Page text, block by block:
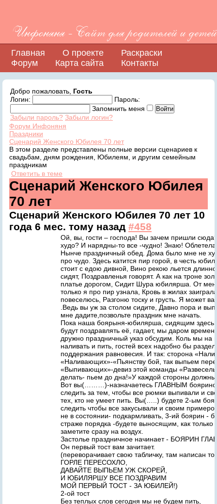
Инфоняня - Сайт для родителей и детей
Главная О проекте
Раскраски
Форум
Карта сайта Контакты
Добро пожаловать, Гость
Логин:
Пароль:
Запомнить меня
Забыли пароль? Забыли логин?
Форум Инфоняня
Праздники
Сценарий Женского Юбилея 70 лет
В этом разделе представлены полные версии сценариев к
свадьбам, дням рождения, Юбилеям, и другим семейным
праздникам
Ответить в теме
Сценарий Женского Юбилея
70 лет
Сценарий Женского Юбилея 70 лет 10
года 6 мес. тому назад #458
Ой, вы, гости – господа! Вы зачем пришли
худо? И нарядны-то все -чудно! Знаю! Облетела
Нынче праздничный обед. Дома было мне не
про чудо. Здесь катится пир горой, в честь
стоит с едою дивной, Вино рекою льется
сидят, Поздравленья говорят. А как на троне
платье дорогом, Сидит Шура юбилярша. От
только я про пир узнала, Кровь в жилах
повеселюсь, Разгоню тоску и грусть. Я может
.Ведь вы уж за столом сидите, Давно пора и
мне дадите,позвольте праздник мне начать.
Пока наша боярыня-юбилярша, сидящим здесь
будут поздравлять её, гадает, мы даром
дружно праздничный указ обсудим. Коль мы на
наливать и пить, гостей всех надобно бы
поддержания равновесия. И так: сторона
«Наливающих»-«Пьянству бой, так выпьем
«Выпивающих»-девиз этой команды
делать- пьем до дна!»У каждой стороны
Вот вы(………)-назначаетесь ГЛАВНЫМ
следить за тем, чтобы все рюмки выпивали и
тех, кто не умеет пить. Вы(…..) будете 2-ым
следить чтобы все закусывали и своим
не в состоянии- подкармливать, 3-ий боярин -
страже порядка -будете выносящим, как только
заметите сразу на воздух.
Застолье праздничное начинает - БОЯРИН
Он первый тост вам зачитает.
(переворачивает свою табличку, там написан
ГОРЛЕ ПЕРЕСОХЛО,
ДАВАЙТЕ ВЫПЬЕМ УЖ СКОРЕЙ,
И ЮБИЛЯРШУ ВСЕ ПОЗДРАВИМ
МОЙ ПЕРВЫЙ ТОСТ - ЗА ЮБИЛЕЙ!)
2-ой тост
Без теплых слов сегодня мы не будем пить,